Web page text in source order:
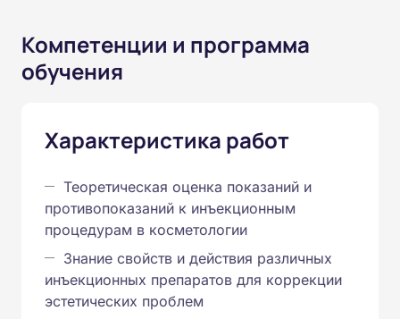
Компетенции и программа
обучения
Характеристика работ
Теоретическая оценка показаний и
противопоказаний к инъекционным
процедурам в косметологии
Знание свойств и действия различных
инъекционных препаратов для коррекции
эстетических проблем